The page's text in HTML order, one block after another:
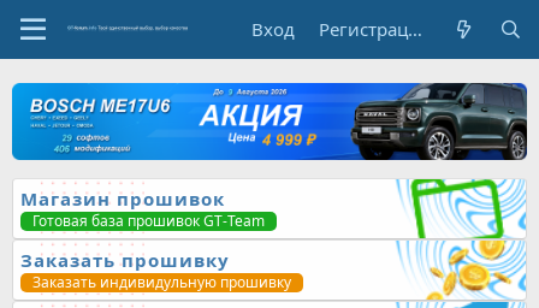
Вход Регистрация
Магазин прошивок
Готовая база прошивок GT-Team
Заказать прошивку
Заказать индивидульную прошивку